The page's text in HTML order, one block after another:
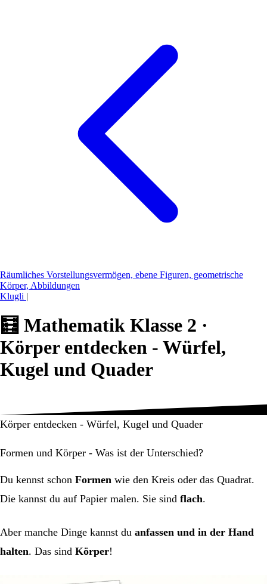
Räumliches Vorstellungsvermögen, ebene Figuren, geometrische
Körper, Abbildungen
Klugli |
🧮 Mathematik Klasse 2 ·
Körper entdecken - Würfel,
Kugel und Quader
Körper entdecken - Würfel, Kugel und Quader
Formen und Körper - Was ist der Unterschied?
Du kennst schon Formen wie den Kreis oder das Quadrat.
Die kannst du auf Papier malen. Sie sind flach.
Aber manche Dinge kannst du anfassen und in der Hand
halten. Das sind Körper!